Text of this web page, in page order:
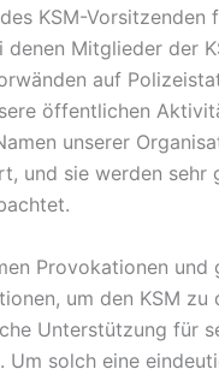
KSM-Vorsitzenden
denen Mitglieder der
auf
öffentlichen
unserer
und sie werden sehr
Provokationen und
um den KSM zu
Unterstützung für
Um solch eine